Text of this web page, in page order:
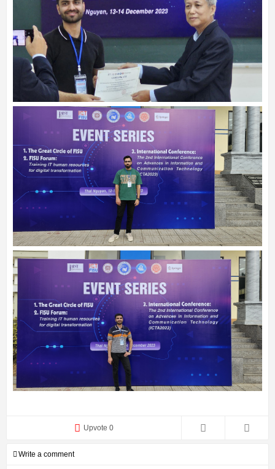
Upvote 0
Write a comment